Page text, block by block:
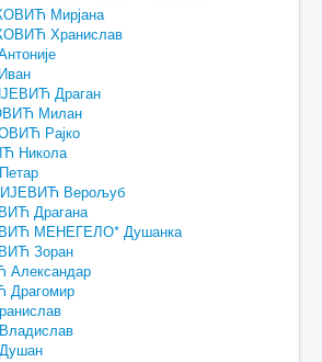
Мирјана
Хранислав
Драган
Милан
Рајко
Никола
Верољуб
Драгана
МЕНЕГЕЛО* Душанка
Зоран